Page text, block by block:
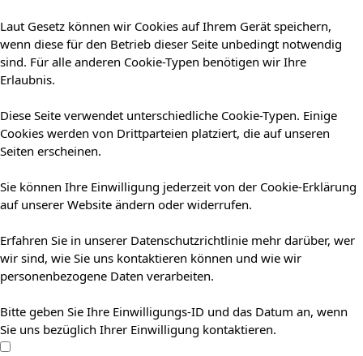
Laut Gesetz können wir Cookies auf Ihrem Gerät speichern,
wenn diese für den Betrieb dieser Seite unbedingt notwendig
sind. Für alle anderen Cookie-Typen benötigen wir Ihre
Erlaubnis.
Diese Seite verwendet unterschiedliche Cookie-Typen. Einige
Cookies werden von Drittparteien platziert, die auf unseren
Seiten erscheinen.
Sie können Ihre Einwilligung jederzeit von der Cookie-Erklärung
auf unserer Website ändern oder widerrufen.
Erfahren Sie in unserer Datenschutzrichtlinie mehr darüber, wer
wir sind, wie Sie uns kontaktieren können und wie wir
personenbezogene Daten verarbeiten.
Bitte geben Sie Ihre Einwilligungs-ID und das Datum an, wenn
Sie uns bezüglich Ihrer Einwilligung kontaktieren.